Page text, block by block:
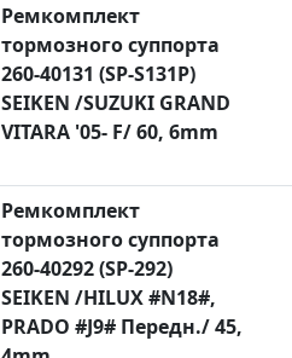
Ремкомплект
тормозного суппорта
260-40131 (SP-S131P)
SEIKEN /SUZUKI GRAND
VITARA '05- F/ 60, 6mm
Ремкомплект
тормозного суппорта
260-40292 (SP-292)
SEIKEN /HILUX #N18#,
PRADO #J9# Передн./ 45,